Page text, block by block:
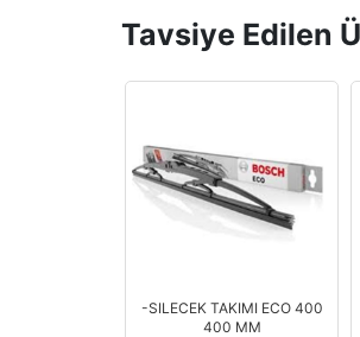
Tavsiye Edilen
-SILECEK TAKIMI ECO 400
400 MM